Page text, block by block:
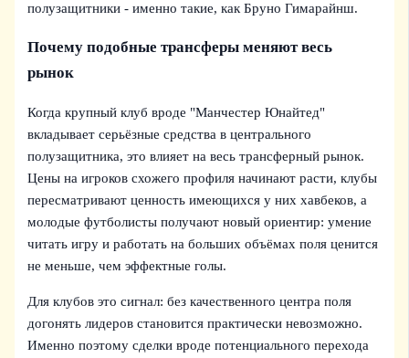
полузащитники - именно такие, как Бруно Гимарайнш.
Почему подобные трансферы меняют весь
рынок
Когда крупный клуб вроде "Манчестер Юнайтед"
вкладывает серьёзные средства в центрального
полузащитника, это влияет на весь трансферный рынок.
Цены на игроков схожего профиля начинают расти, клубы
пересматривают ценность имеющихся у них хавбеков, а
молодые футболисты получают новый ориентир: умение
читать игру и работать на больших объёмах поля ценится
не меньше, чем эффектные голы.
Для клубов это сигнал: без качественного центра поля
догонять лидеров становится практически невозможно.
Именно поэтому сделки вроде потенциального перехода